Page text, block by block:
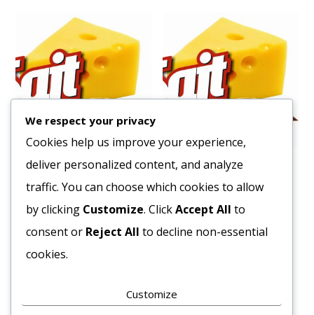
Lencse 5 kg.
1492Ft
Bruttó egység ár:ft/kg.
Kosárba teszem
Gomba Szeletelt Üveges
350/170 g
502Ft
Bruttó egység ár:ft/db.
We respect your privacy
Cookies help us improve your experience,
deliver personalized content, and analyze
traffic. You can choose which cookies to allow
by clicking Customize. ClickAccept All to
consent or Reject All to decline non-essential
cookies.
Customize